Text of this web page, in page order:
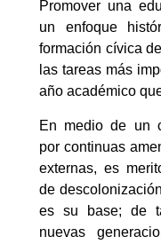
Promover una
un enfoque
formación cívica
las tareas más
año académico
En medio de un
por continuas
externas, es
de
es su base; de
nuevas